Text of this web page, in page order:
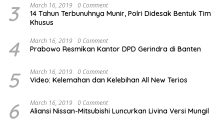
3 March 16, 2019 0 Comment
14 Tahun Terbunuhnya Munir, Polri Didesak Bentuk Tim
Khusus
4 March 16, 2019 0 Comment
Prabowo Resmikan Kantor DPD Gerindra di Banten
5 March 16, 2019 0 Comment
Video: Kelemahan dan Kelebihan All New Terios
6 March 16, 2019 0 Comment
Aliansi Nissan-Mitsubishi Luncurkan Livina Versi Mungil